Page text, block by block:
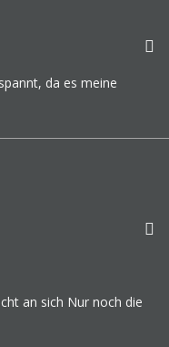
da es meine
an sich Nur noch die